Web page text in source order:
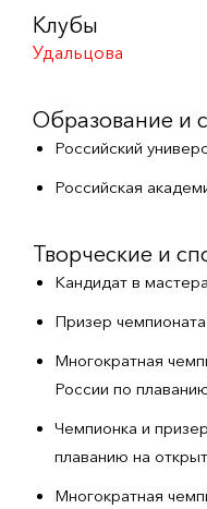
Клубы
Удальцова
Образование и
Российский
Российская
Творческие и
Кандидат в
Призер
Многократная
России по
Чемпионка и
плаванию на
Многократная